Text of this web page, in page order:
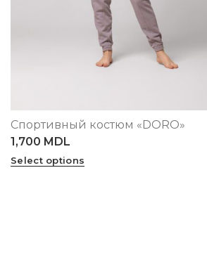
XS S M L XL
Спортивный костюм «DORO»
1,700 MDL
Select options